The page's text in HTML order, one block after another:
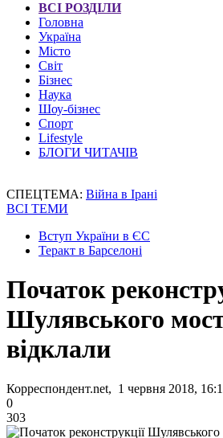
ВСІ РОЗДІЛИ
Головна
Україна
Місто
Світ
Бізнес
Наука
Шоу-бізнес
Спорт
Lifestyle
БЛОГИ ЧИТАЧІВ
СПЕЦТЕМА: Війна в Ірані
ВСІ ТЕМИ
Вступ України в ЄС
Теракт в Барселоні
Початок
Шулявського
відклали
Корреспондент.net, 1 червня 2018,
0
303